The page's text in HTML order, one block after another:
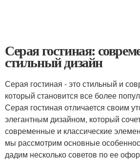
Серая гостиная:
стильный дизайн
Серая гостиная - это стильный и
который становится все более
Серая гостиная отличается своим
элегантным дизайном, который
современные и классические
мы рассмотрим основные
дадим несколько советов по ее